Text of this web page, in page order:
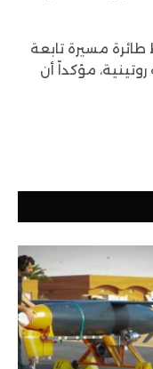
طائرة مسيرة تابعة
مؤكداً أن